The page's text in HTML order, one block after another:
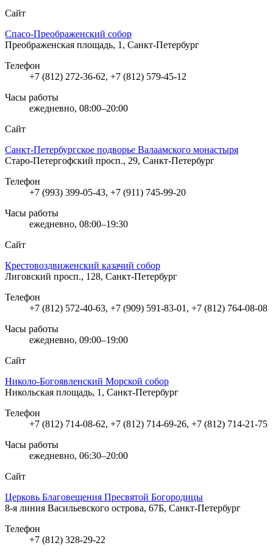
Сайт
Спасо-Преображенский собор
Преображенская площадь, 1, Санкт-Петербург
Телефон
+7 (812) 272-36-62, +7 (812) 579-45-12
Часы работы
ежедневно, 08:00–20:00
Сайт
Санкт-Петербургское подворье Валаамского монастыря
Старо-Петергофский просп., 29, Санкт-Петербург
Телефон
+7 (993) 399-05-43, +7 (911) 745-99-20
Часы работы
ежедневно, 08:00–19:30
Сайт
Крестовоздвиженский казачий собор
Лиговский просп., 128, Санкт-Петербург
Телефон
+7 (812) 572-40-63, +7 (909) 591-83-01, +7 (812) 764-08-08
Часы работы
ежедневно, 09:00–19:00
Сайт
Николо-Богоявленский Морской собор
Никольская площадь, 1, Санкт-Петербург
Телефон
+7 (812) 714-08-62, +7 (812) 714-69-26, +7 (812) 714-21-75
Часы работы
ежедневно, 06:30–20:00
Сайт
Церковь Благовещения Пресвятой Богородицы
8-я линия Васильевского острова, 67Б, Санкт-Петербург
Телефон
+7 (812) 328-29-22